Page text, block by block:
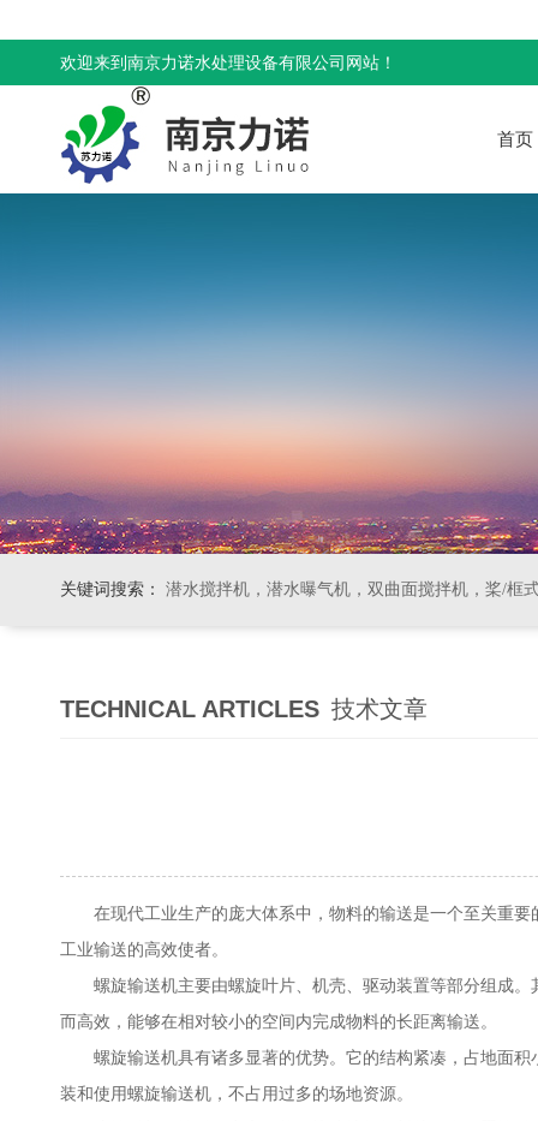
欢迎来到南京力诺水处理设备有限公司网站！
首页
关键词搜索： 潜水搅拌机，潜水曝气机，双曲面搅拌机，桨/框式搅拌
TECHNICAL ARTICLES 技术文章
在现代工业生产的庞大体系中，物料的输送是一个至关重要
工业输送的高效使者。
螺旋输送机主要由螺旋叶片、机壳、驱动装置等部分组成。
而高效，能够在相对较小的空间内完成物料的长距离输送。
螺旋输送机具有诸多显著的优势。它的结构紧凑，占地面积
装和使用螺旋输送机，不占用过多的场地资源。